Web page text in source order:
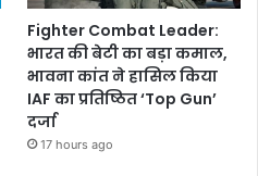
Fighter Combat Leader:
भारत की बेटी का बड़ा कमाल,
भावना कांत ने हासिल किया
IAF का प्रतिष्ठित ‘Top Gun’
दर्जा
17 hours ago